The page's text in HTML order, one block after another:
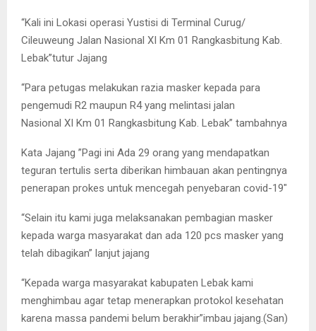
“Kali ini Lokasi operasi Yustisi di Terminal Curug/
Cileuweung Jalan Nasional XI Km 01 Rangkasbitung Kab.
Lebak”tutur Jajang
“Para petugas melakukan razia masker kepada para
pengemudi R2 maupun R4 yang melintasi jalan
Nasional XI Km 01 Rangkasbitung Kab. Lebak” tambahnya
Kata Jajang ”Pagi ini Ada 29 orang yang mendapatkan
teguran tertulis serta diberikan himbauan akan pentingnya
penerapan prokes untuk mencegah penyebaran covid-19″
“Selain itu kami juga melaksanakan pembagian masker
kepada warga masyarakat dan ada 120 pcs masker yang
telah dibagikan” lanjut jajang
“Kepada warga masyarakat kabupaten Lebak kami
menghimbau agar tetap menerapkan protokol kesehatan
karena massa pandemi belum berakhir”imbau jajang.(San)